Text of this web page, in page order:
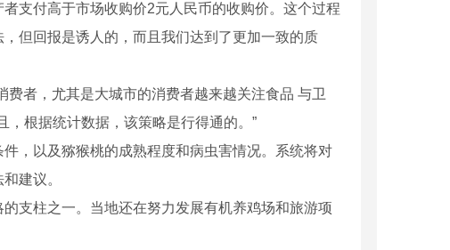
支付高于市场收购价2元人民币的收购价。这个过程
但回报是诱人的，而且我们达到了更加一致的质
者，尤其是大城市的消费者越来越关注食品 与卫
根据统计数据，该策略是行得通的。”
以及猕猴桃的成熟程度和病虫害情况。系统将对
建议。
柱之一。当地还在努力发展有机养鸡场和旅游项